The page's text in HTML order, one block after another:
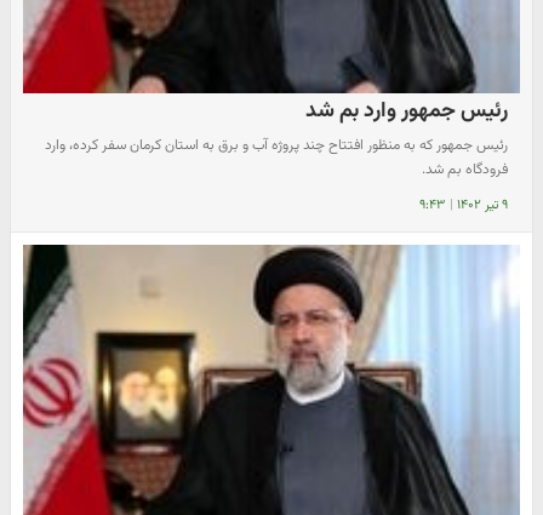
رئیس جمهور وارد بم شد
رئیس جمهور که به منظور افتتاح چند پروژه آب و برق به استان کرمان سفر کرده، وارد
فرودگاه بم شد.
۹ تیر ۱۴۰۲ | ۹:۴۳